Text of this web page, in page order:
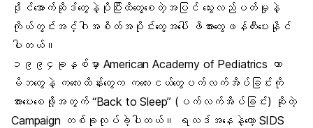
ဒိုင်အောက်ဆိုဒ်တွေနဲ့ပိုပြီးထိတွေ့စေတဲ့အပြင် သွေးလည်ပတ်မှုနဲ့
ကိုယ်တွင်းအင်္ဂါအစိတ်အပိုင်းတွေအပေါ် ဖိအားတွေဖန်တီးပေးနိုင်
ပါတယ်။
၁၉၉၄ခုနှစ်မှာ American Academy of Pediatrics ဟာ
မိဘတွေနဲ့ ကလေးထိန်းတွေက ကလေးငယ်တွေပက်လက်အိပ်ခြင်းကို
အားပေးစေဖို့အတွက် “Back to Sleep” (ပက်လက်အိပ်ခြင်း) ဆိုတဲ့
Campaign တစ်ခုလုပ်ခဲ့ပါတယ်။ ရလဒ်အနေနဲ့တော့ SIDS